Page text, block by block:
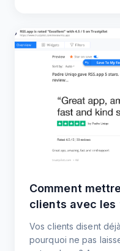
Comment
clients avec les
Vos clients disent
pourquoi ne pas